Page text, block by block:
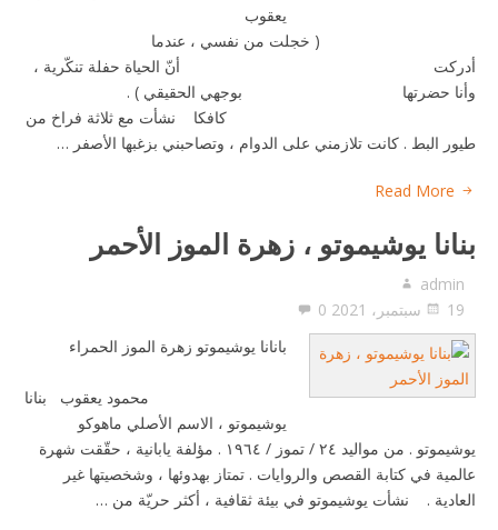
يعقوب
( خجلت من نفسي ، عندما
أدركت أنّ الحياة حفلة تنكّرية ،
وأنا حضرتها بوجهي الحقيقي ) .
كافكا نشأت مع ثلاثة فراخ من
طيور البط . كانت تلازمني على الدوام ، وتصاحبني بزغبها الأصفر …
Read More
بنانا يوشيموتو ، زهرة الموز الأحمر
admin
19 سبتمبر، 2021
0
بانانا يوشيموتو زهرة الموز الحمراء
محمود يعقوب بنانا
يوشيموتو ، الاسم الأصلي ماهوكو
يوشيموتو . من مواليد ۲٤ / تموز / ۱٩٦٤ . مؤلفة يابانية ، حقّقت شهرة
عالمية في كتابة القصص والروايات . تمتاز بهدوئها ، وشخصيتها غير
العادية . نشأت يوشيموتو في بيئة ثقافية ، أكثر حريّة من …